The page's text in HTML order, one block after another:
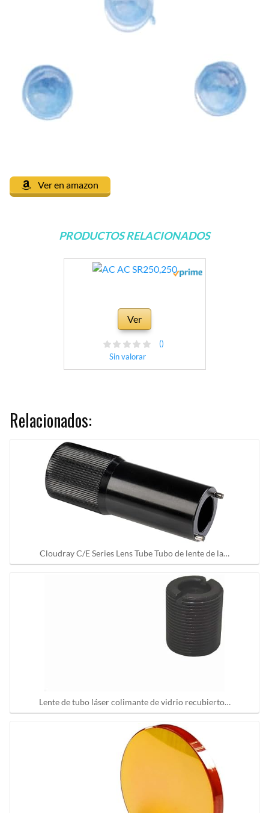
Ver en amazon
PRODUCTOS RELACIONADOS
Ver
Sin valorar
()
Relacionados:
Cloudray C/E Series Lens Tube Tubo de lente de la…
Lente de tubo láser colimante de vidrio recubierto…